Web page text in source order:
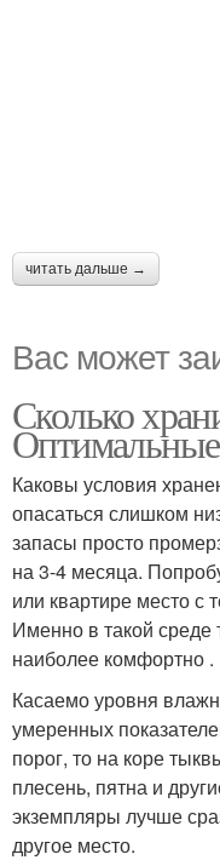
читать дальше →
Вас может
Сколько
Каковы условия
опасаться слишком
запасы просто
на 3-4 месяца.
или квартире место с
Именно в такой среде
наиболее комфортно .
Касаемо уровня
умеренных
порог, то на коре
плесень, пятна и
экземпляры лучше
другое место.